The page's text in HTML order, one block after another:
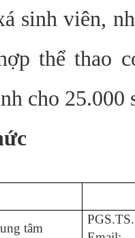
sinh viên,
thể thao
cho
tâm